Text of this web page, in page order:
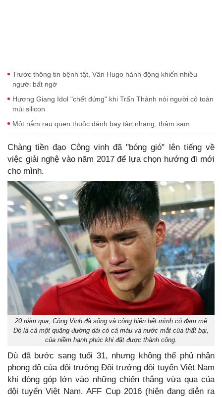
Trước thông tin bệnh tật, Vân Hugo hành động khiến nhiều
người bất ngờ
Hương Giang Idol "chết đứng" khi Trấn Thành nói người cô toàn
mùi silicon
Một nắm rau quen thuộc đánh bay tàn nhang, thâm sạm
Chàng tiền đạo Công vinh đã "bóng gió" lên tiếng về
việc giải nghệ vào năm 2017 để lựa chọn hướng đi mới
cho mình.
20 năm qua, Công Vinh đã sống và công hiến hết mình có đam mê.
Đó là cả một quãng đường dài có cả máu và nước mắt của thất bại,
của niềm hạnh phúc khi đặt được thành công.
Dù đã bước sang tuổi 31, nhưng không thể phủ nhận
phong độ của đội trưởng Đội trưởng đội tuyển Việt Nam
khi đóng góp lớn vào những chiến thắng vừa qua của
đội tuyển Việt Nam. AFF Cup 2016 (hiện đang diễn ra